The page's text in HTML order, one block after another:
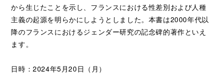
から生じたことを示し、フランスにおける性差別および人種
主義の起源を明らかにしようとしました。本書は2000年代以
降のフランスにおけるジェンダー研究の記念碑的著作といえ
ます。
日時：2024年5月20日（月）